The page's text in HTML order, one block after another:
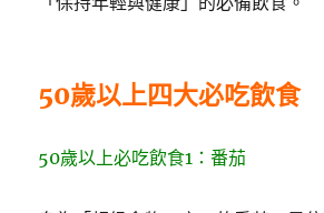
50歲以上四大必吃飲食
50歲以上必吃飲食1：番茄